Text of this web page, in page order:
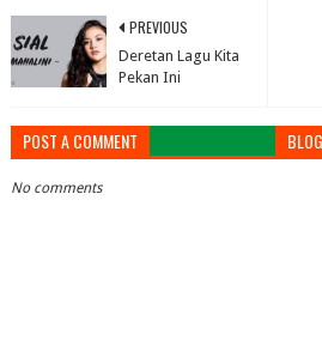
PREVIOUS
Deretan Lagu Kita
Pekan Ini
POST A COMMENT
No comments